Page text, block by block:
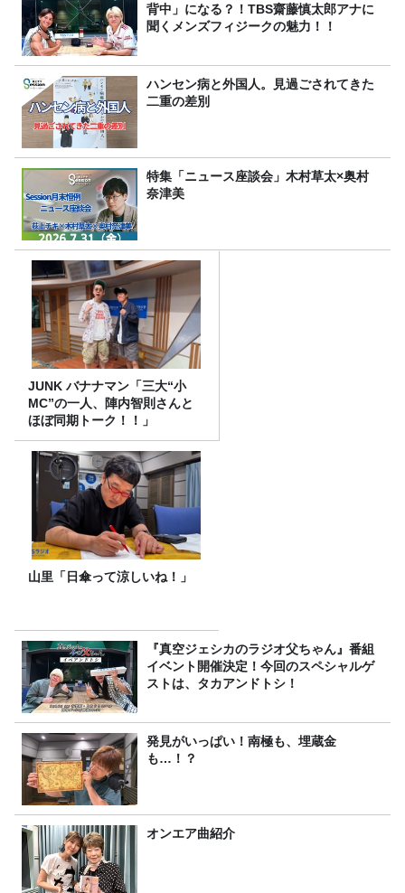
背中」になる？！TBS齋藤慎太郎アナに
聞くメンズフィジークの魅力！！
ハンセン病と外国人。見過ごされてきた
二重の差別
特集「ニュース座談会」木村草太×奥村
奈津美
JUNK バナナマン「三大“小
MC”の一人、陣内智則さんと
ほぼ同期トーク！！」
山里「日傘って涼しいね！」
『真空ジェシカのラジオ父ちゃん』番組
イベント開催決定！今回のスペシャルゲ
ストは、タカアンドトシ！
発見がいっぱい！南極も、埋蔵金
も…！？
オンエア曲紹介